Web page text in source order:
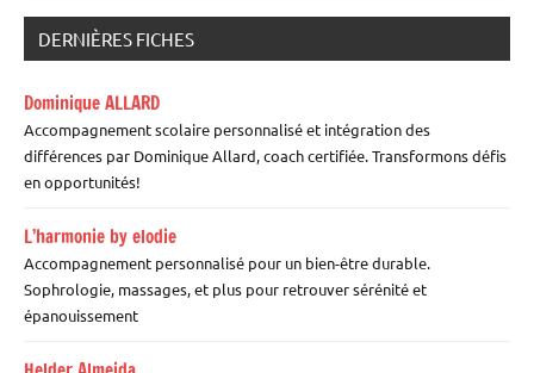
DERNIÈRES FICHES
Dominique ALLARD
Accompagnement scolaire personnalisé et intégration des
différences par Dominique Allard, coach certifiée. Transformons défis
en opportunités!
L’harmonie by elodie
Accompagnement personnalisé pour un bien-être durable.
Sophrologie, massages, et plus pour retrouver sérénité et
épanouissement